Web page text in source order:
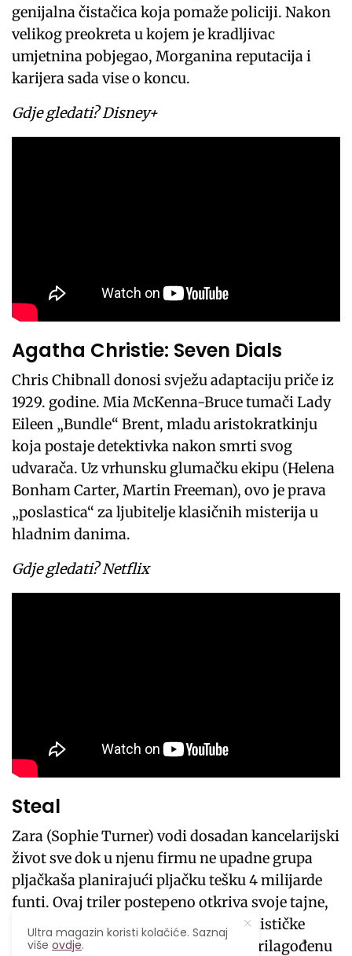
genijalna čistačica koja pomaže policiji. Nakon
velikog preokreta u kojem je kradljivac
umjetnina pobjegao, Morganina reputacija i
karijera sada vise o koncu.
Gdje gledati? Disney+
Agatha Christie: Seven Dials
Chris Chibnall donosi svježu adaptaciju priče iz
1929. godine. Mia McKenna-Bruce tumači Lady
Eileen „Bundle“ Brent, mladu aristokratkinju
koja postaje detektivka nakon smrti svog
udvarača. Uz vrhunsku glumačku ekipu (Helena
Bonham Carter, Martin Freeman), ovo je prava
„poslastica“ za ljubitelje klasičnih misterija u
hladnim danima.
Gdje gledati? Netflix
Steal
Zara (Sophie Turner) vodi dosadan kancelarijski
život sve dok u njenu firmu ne upadne grupa
pljačkaša planirajući pljačku tešku 4 milijarde
funti. Ovaj triler postepeno otkriva svoje tajne,
transformišući se iz obične kriminalističke
priče u pametnu igru mačke i miša prilagođenu
Ultra magazin koristi kolačiće. Saznaj
višeovdje.